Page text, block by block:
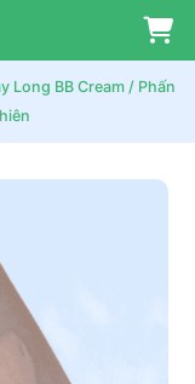
Long BB Cream / Phấn